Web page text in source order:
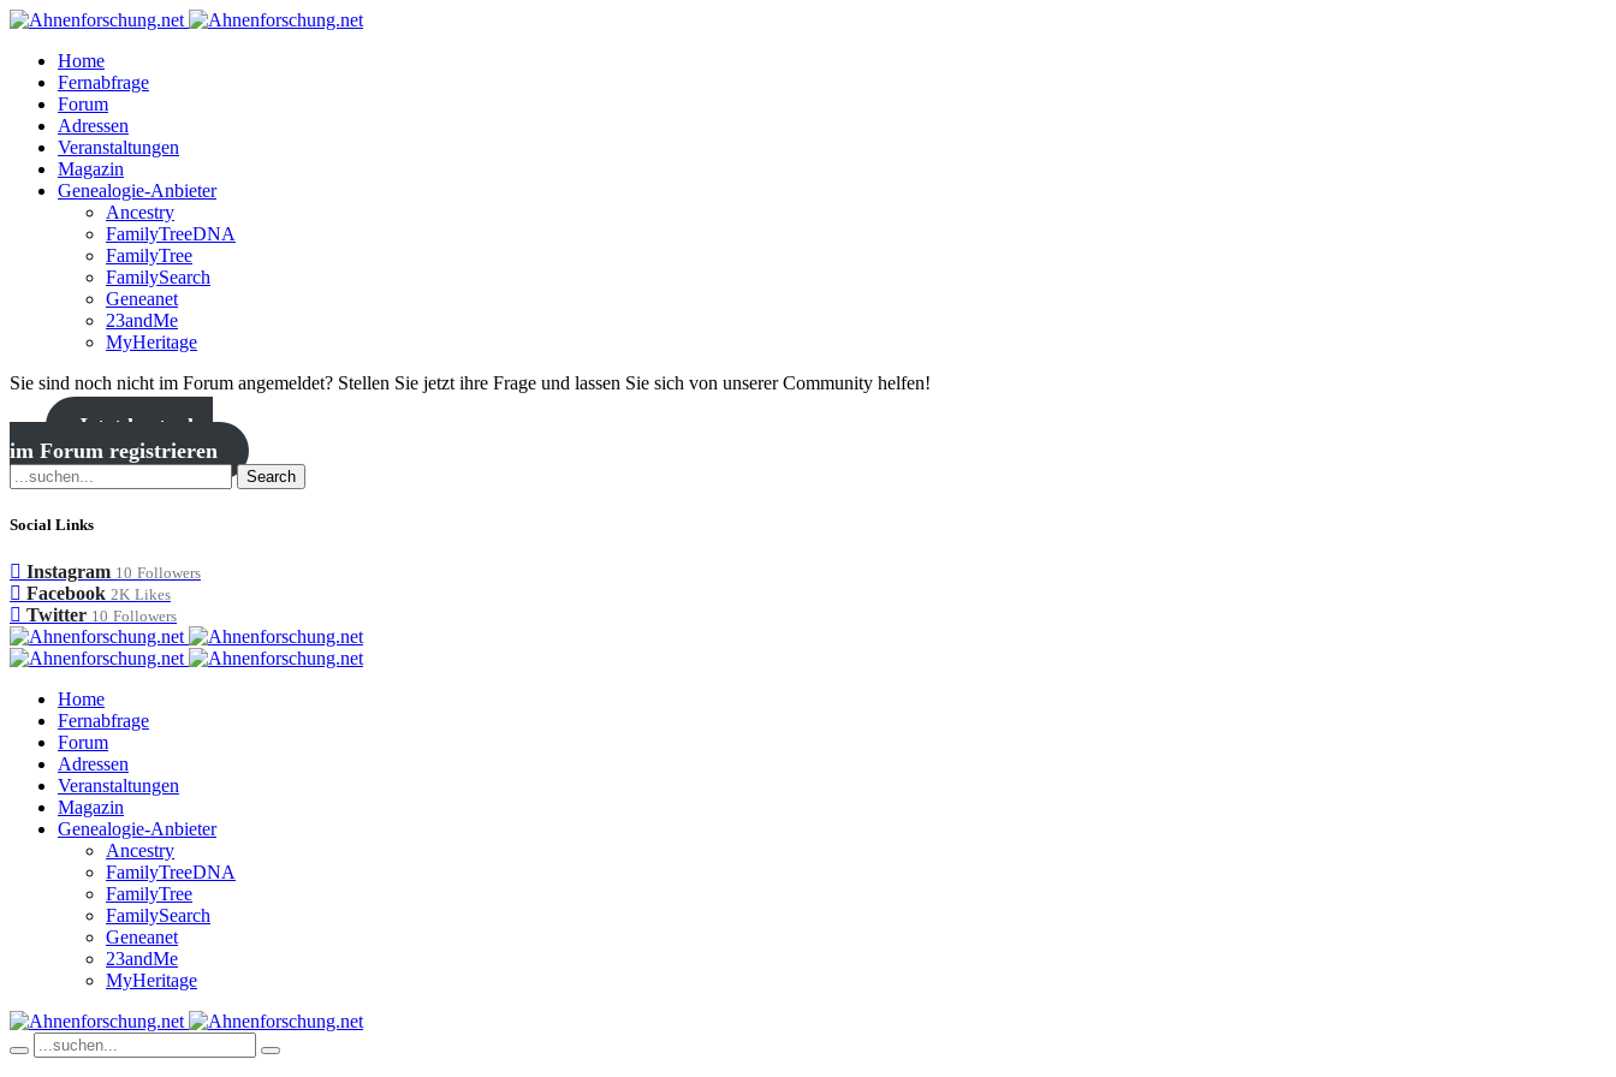
Home
Fernabfrage
Forum
Adressen
Veranstaltungen
Magazin
Genealogie-Anbieter
Ancestry
FamilyTreeDNA
FamilyTree
FamilySearch
Geneanet
23andMe
MyHeritage
Sie sind noch nicht im Forum angemeldet? Stellen Sie jetzt ihre Frage und lassen Sie sich von unserer Community helfen!
Jetzt kostenlos
im Forum registrieren
Search
Social Links
Instagram 10 Followers
Facebook 2K Likes
Twitter 10 Followers
Home
Fernabfrage
Forum
Adressen
Veranstaltungen
Magazin
Genealogie-Anbieter
Ancestry
FamilyTreeDNA
FamilyTree
FamilySearch
Geneanet
23andMe
MyHeritage